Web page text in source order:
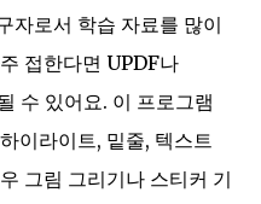
자로서 학습 자료를 많이
접한다면 UPDF나
수 있어요. 이 프로그램
이라이트, 밑줄, 텍스트
그림 그리기나 스티커 기